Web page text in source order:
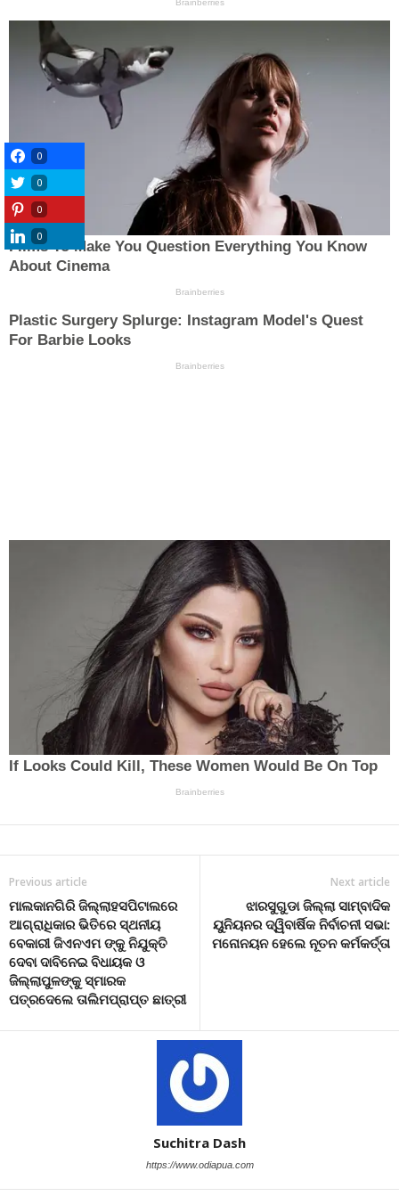
Previous article
ମାଲକାନଗିରି ଜିଲ୍ଲାହସପିଟାଲରେ
ଆଗ୍ରାଧିକାର ଭିତିରେ ସ୍ଥନୀୟ
ବେକାରୀ ଜିଏନଏମ ଙ୍କୁ ନିଯୁକ୍ତି
ଦେବା ଦାବିନେଇ ବିଧାୟକ ଓ
ଜିଲ୍ଲାପୁଳଙ୍କୁ ସ୍ମାରକ
ପତ୍ରଦେଲେ ତାଲିମପ୍ରାପ୍ତ ଛାତ୍ରୀ
Next article
ଝାରସୁଗୁଡା ଜିଲ୍ଲା ସାମ୍ବାଦିକ
ୟୁନିୟନର ଦ୍ୱିବାର୍ଷିକ ନିର୍ବାଚନୀ ସଭା:
ମନୋନୟନ ହେଲେ ନୂତନ କର୍ମକର୍ତ୍ତା
Suchitra Dash
https://www.odiapua.com
0
0
0
0